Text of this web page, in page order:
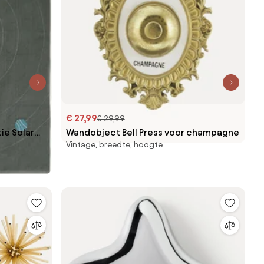
Solar
€ 27,99€ 29,99
Wandobject Bell Press voor champagne
Vintage, breedte, hoogte